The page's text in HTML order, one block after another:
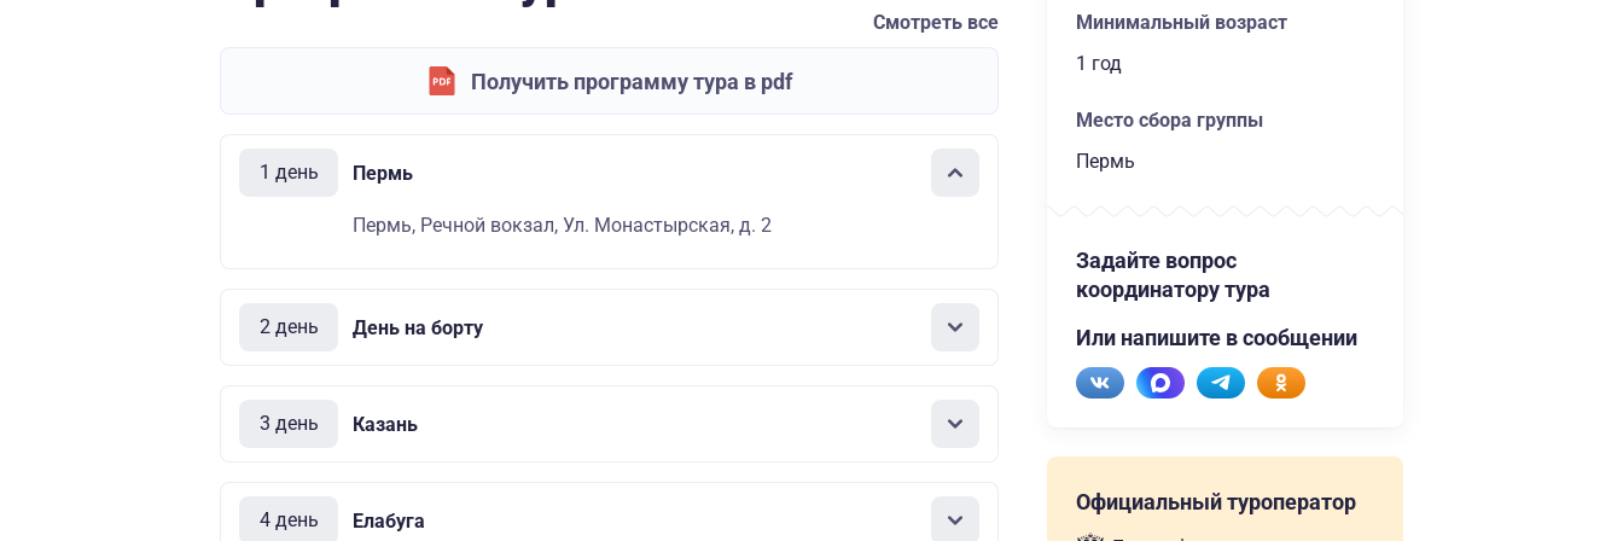
Смотреть все
Получить программу тура в pdf
1 день Пермь
Пермь, Речной вокзал, Ул. Монастырская, д. 2
2 день День на борту
3 день Казань
4 день Елабуга
Минимальный возраст
1 год
Место сбора группы
Пермь
Задайте вопрос
координатору тура
Или напишите в сообщении
Официальный туроператор